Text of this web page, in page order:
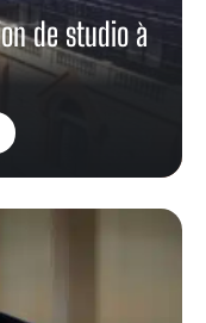
de studio à